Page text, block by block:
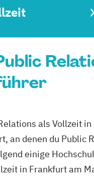
als Vollzeit
an denen du Public
einige
in Frankfurt am